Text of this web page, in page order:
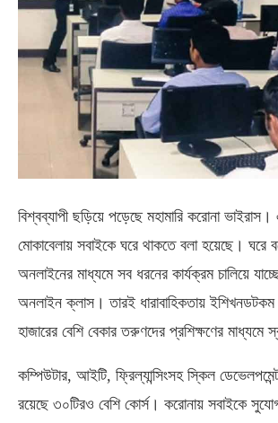
বিশ্বব্যাপী ছড়িয়ে পড়েছে মহামারি করোনা
মোকাবেলায় সবাইকে ঘরে থাকতে বলা হয়েছে। ঘরে
অনলাইনের মাধ্যমে সব ধরনের কার্যক্রম চালিয়ে
অনলাইন ক্লাস। তারই ধারাবাহিকতায় ইশিখনডটকম
হাজারের বেশি বেকার তরুণদের প্রশিক্ষণের মাধ্যমে
কম্পিউটার, আইটি, ফ্রিল্যান্সিংসহ স্কিল
রয়েছে ৩০টিরও বেশি কোর্স। করোনায় সবাইকে